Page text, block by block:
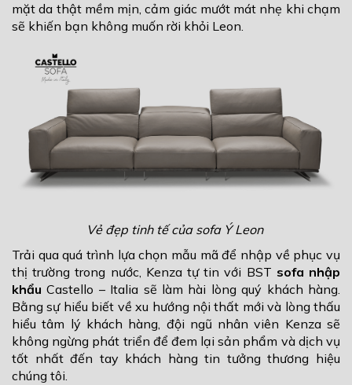
mặt da thật mềm mịn, cảm giác mướt mát nhẹ khi chạm
sẽ khiến bạn không muốn rời khỏi Leon.
Vẻ đẹp tinh tế của sofa Ý Leon
Trải qua quá trình lựa chọn mẫu mã để nhập về phục vụ
thị trường trong nước, Kenza tự tin với BST sofa nhập
khẩu Castello – Italia sẽ làm hài lòng quý khách hàng.
Bằng sự hiểu biết về xu hướng nội thất mới và lòng thấu
hiểu tâm lý khách hàng, đội ngũ nhân viên Kenza sẽ
không ngừng phát triển để đem lại sản phẩm và dịch vụ
tốt nhất đến tay khách hàng tin tưởng thương hiệu
chúng tôi.